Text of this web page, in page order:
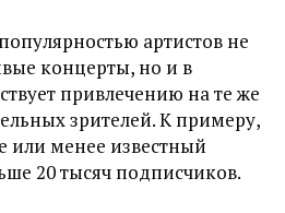
артистов не
концерты, но и в
привлечению на те же
зрителей. К примеру,
или менее известный
20 тысяч подписчиков.